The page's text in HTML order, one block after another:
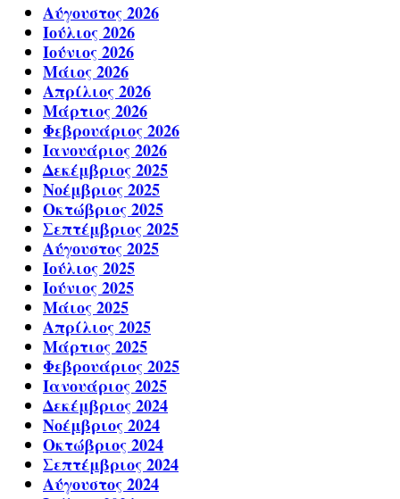
Αύγουστος 2026
Ιούλιος 2026
Ιούνιος 2026
Μάιος 2026
Απρίλιος 2026
Μάρτιος 2026
Φεβρουάριος 2026
Ιανουάριος 2026
Δεκέμβριος 2025
Νοέμβριος 2025
Οκτώβριος 2025
Σεπτέμβριος 2025
Αύγουστος 2025
Ιούλιος 2025
Ιούνιος 2025
Μάιος 2025
Απρίλιος 2025
Μάρτιος 2025
Φεβρουάριος 2025
Ιανουάριος 2025
Δεκέμβριος 2024
Νοέμβριος 2024
Οκτώβριος 2024
Σεπτέμβριος 2024
Αύγουστος 2024